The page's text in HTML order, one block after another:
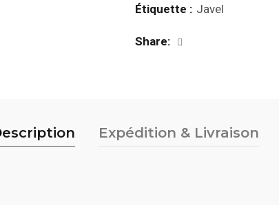
Étiquette : Javel
Share
Expédition & Livraison